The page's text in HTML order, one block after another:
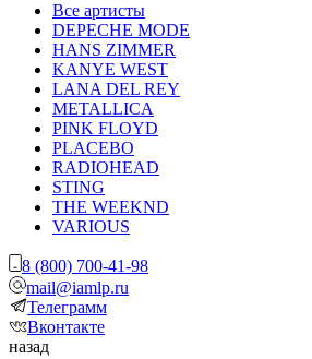
Все артисты
DEPECHE MODE
HANS ZIMMER
KANYE WEST
LANA DEL REY
METALLICA
PINK FLOYD
PLACEBO
RADIOHEAD
STING
THE WEEKND
VARIOUS
8 (800) 700-41-98
mail@iamlp.ru
Телеграмм
Вконтакте
назад